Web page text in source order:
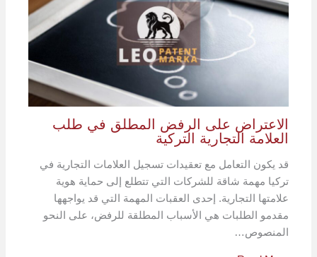
الاعتراض على الرفض المطلق في طلب
العلامة التجارية التركية
قد يكون التعامل مع تعقيدات تسجيل العلامات التجارية في
تركيا مهمة شاقة للشركات التي تتطلع إلى حماية هوية
علامتها التجارية. إحدى العقبات المهمة التي قد يواجهها
مقدمو الطلبات هي الأسباب المطلقة للرفض، على النحو
المنصوص…